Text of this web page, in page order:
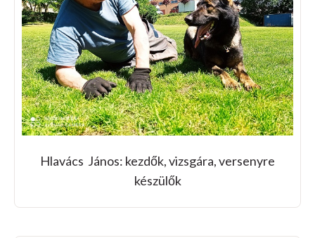
Hlavács János: kezdők, vizsgára, versenyre
készülők